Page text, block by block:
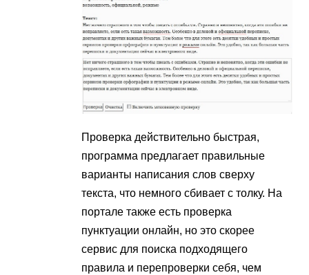
Проверка действительно быстрая,
программа предлагает правильные
варианты написания слов сверху
текста, что немного сбивает с толку. На
портале также есть проверка
пунктуации онлайн, но это скорее
сервис для поиска подходящего
правила и перепроверки себя, чем